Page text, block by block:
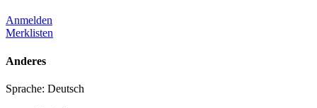
Anmelden
Merklisten
Anderes
Sprache: Deutsch